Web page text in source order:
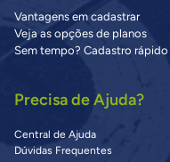
Vantagens em cadastrar
Veja as opções de planos
Sem tempo? Cadastro rápido
Precisa de Ajuda?
Central de Ajuda
Dúvidas Frequentes